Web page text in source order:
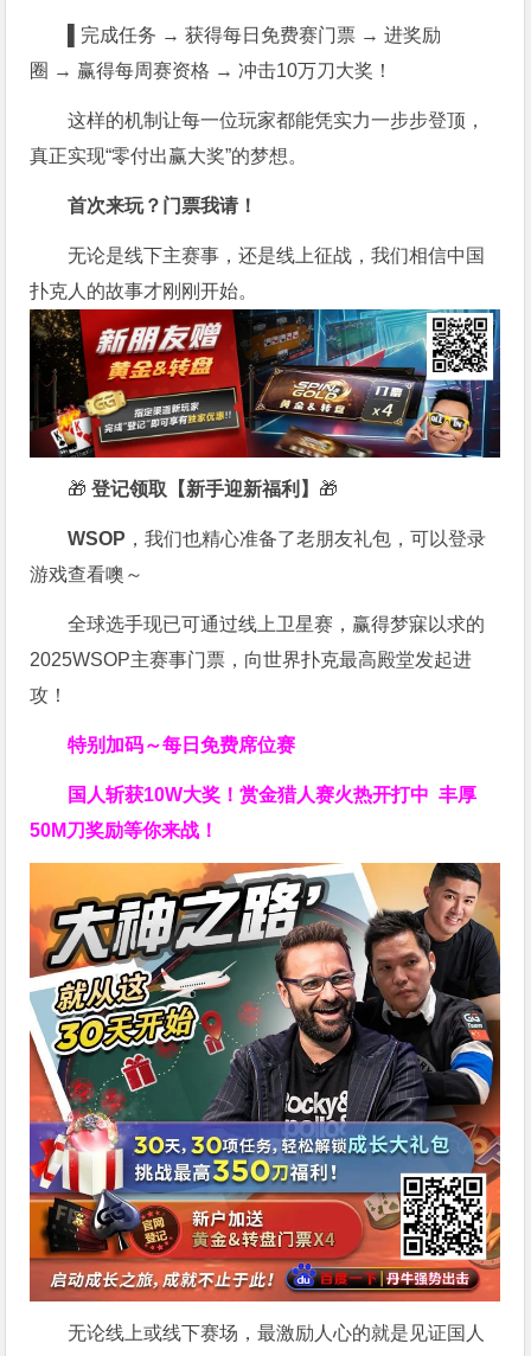
完成任务 → 获得每日免费赛门票 → 进奖励
圈 → 赢得每周赛资格 → 冲击10万刀大奖！
这样的机制让每一位玩家都能凭实力一步步登顶，
真正实现“零付出赢大奖”的梦想。
首次来玩？门票我请！
无论是线下主赛事，还是线上征战，我们相信中国
扑克人的故事才刚刚开始。
🎁 登记领取【新手迎新福利】 🎁
WSOP ，我们也精心准备了老朋友礼包，可以登录
游戏查看噢～
全球选手现已可通过线上卫星赛，赢得梦寐以求的
2025WSOP主赛事门票，向世界扑克最高殿堂发起进
攻！
特别加码～每日免费席位赛
国人斩获10W大奖！赏金猎人赛火热开打中 丰厚
50M刀奖励等你来战！
无论线上或线下赛场，最激励人心的就是见证国人